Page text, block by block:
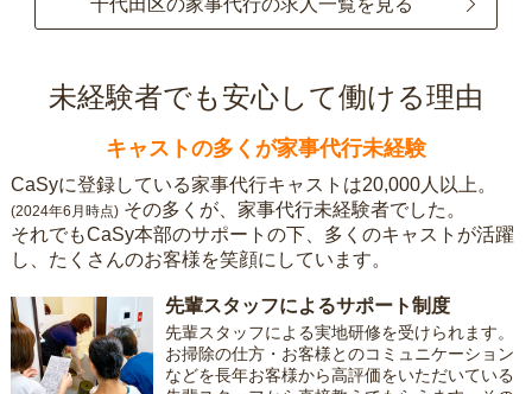
未経験者でも安心して働ける理由
キャストの多くが家事代行未経験
CaSyに登録している家事代行キャストは20,000人以上。
(2024年6月時点) その多くが、家事代行未経験者でした。
それでもCaSy本部のサポートの下、多くのキャストが活躍
し、たくさんのお客様を笑顔にしています。
先輩スタッフによるサポート制度
先輩スタッフによる実地研修を受けられます。
お掃除の仕方・お客様とのコミュニケーション
などを長年お客様から高評価をいただいている